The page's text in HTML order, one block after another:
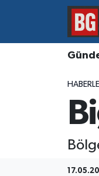
Asayiş
Kültür ve
Hava Durumu
Süper Lig
Son Dakika